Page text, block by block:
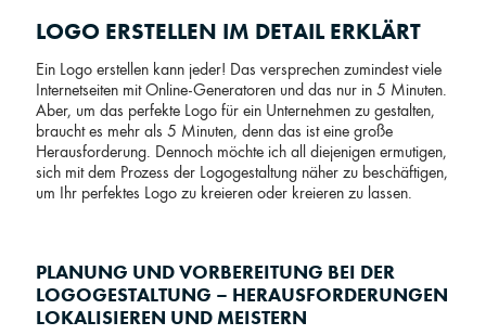
LOGO ERSTELLEN IM DETAIL ERKLÄRT
Ein Logo erstellen kann jeder! Das versprechen zumindest viele
Internetseiten mit Online-Generatoren und das nur in 5 Minuten.
Aber, um das perfekte Logo für ein Unternehmen zu gestalten,
braucht es mehr als 5 Minuten, denn das ist eine große
Herausforderung. Dennoch möchte ich all diejenigen ermutigen,
sich mit dem Prozess der Logogestaltung näher zu beschäftigen,
um Ihr perfektes Logo zu kreieren oder kreieren zu lassen.
PLANUNG UND VORBEREITUNG BEI DER
LOGOGESTALTUNG – HERAUSFORDERUNGEN
LOKALISIEREN UND MEISTERN